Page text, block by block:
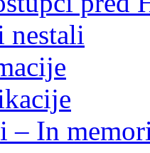
nestali
– In